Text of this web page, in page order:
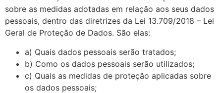
sobre as medidas adotadas em relação aos seus dados
pessoais, dentro das diretrizes da Lei 13.709/2018 – Lei
Geral de Proteção de Dados. São elas:
a) Quais dados pessoais serão tratados;
b) Como os dados pessoais serão utilizados;
c) Quais as medidas de proteção aplicadas sobre
os dados pessoais;